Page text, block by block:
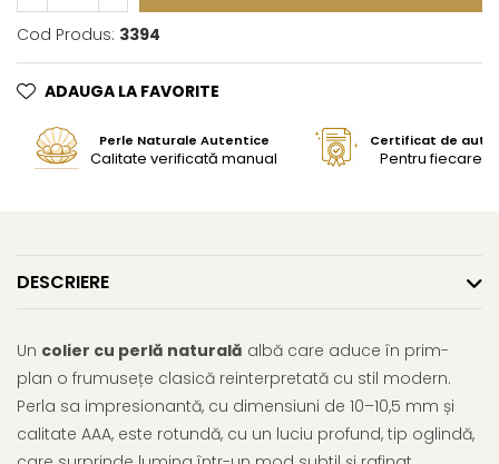
Cod Produs: 3394
ADAUGA LA FAVORITE
Perle Naturale Autentice
Calitate verificată manual
Certificat de
Pentru fiecare
DESCRIERE
Un colier cu perlă naturală albă care aduce în prim-
plan o frumusețe clasică reinterpretată cu stil modern.
Perla sa impresionantă, cu dimensiuni de 10–10,5 mm și
calitate AAA, este rotundă, cu un luciu profund, tip oglindă,